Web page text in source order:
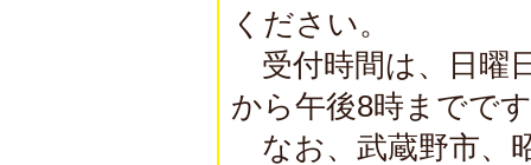
ください。
受付時間は、日曜
から午後8時までで
なお、武蔵野市、